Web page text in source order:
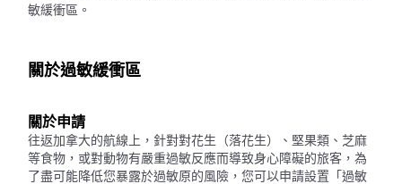
敏緩衝區。
關於過敏緩衝區
關於申請
往返加拿大的航線上，針對對花生（落花生）、堅果類、芝麻
等食物，或對動物有嚴重過敏反應而導致身心障礙的旅客，為
了盡可能降低您暴露於過敏原的風險，您可以申請設置「過敏